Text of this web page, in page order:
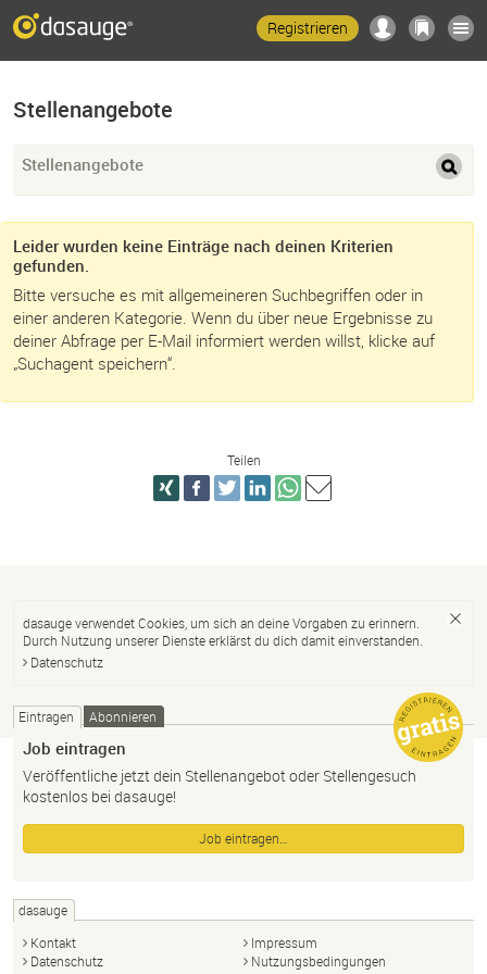
Registrieren
Stellenangebote
Stellenangebote
Leider wurden keine Einträge nach deinen Kriterien
gefunden.
Bitte versuche es mit allgemeineren Suchbegriffen oder in
einer anderen Kategorie. Wenn du über neue Ergebnisse zu
deiner Abfrage per E-Mail informiert werden willst, klicke auf
„Suchagent speichern“.
Teilen
dasauge verwendet Cookies, um sich an deine Vorgaben zu erinnern.
Durch Nutzung unserer Dienste erklärst du dich damit einverstanden.
Datenschutz
Eintragen Abonnieren
Job eintragen
Veröffentliche jetzt dein Stellenangebot oder Stellengesuch
kostenlos bei dasauge!
Job eintragen…
dasauge
Kontakt
Impressum
Datenschutz
Nutzungsbedingungen